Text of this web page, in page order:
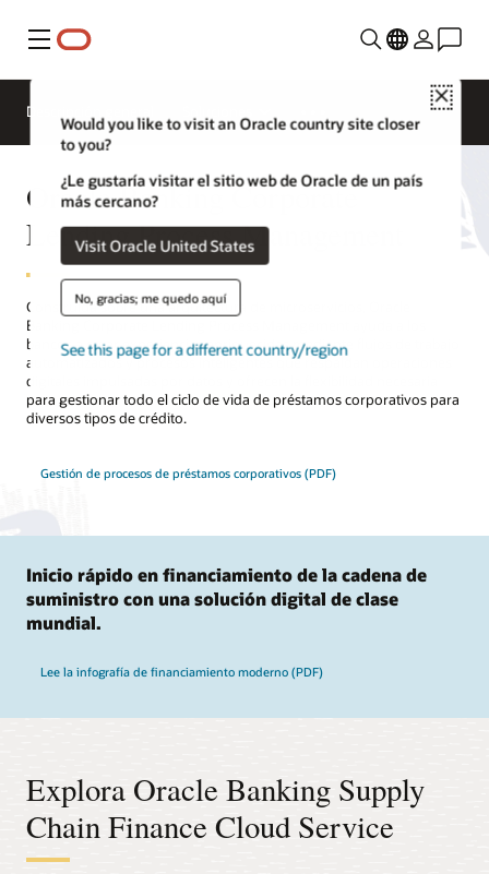
Menú
Close
Would you like to visit an Oracle country site closer
to you?
¿Le gustaría visitar el sitio web de Oracle de un país
más cercano?
Visit Oracle United States
No, gracias; me quedo aquí
See this page for a different country/region
Descripción general
Oracle Banking Corporate
Lending Process Management
Construida sobre una arquitectura de microservicios, Oracle
Banking Corporate Lending Process Management ayuda a los
bancos a crear experiencias enriquecidas mediante flujos de trabajo
automatizados y procesos inteligentes que respaldan operaciones
digitales impulsadas por datos y ofrecen la flexibilidad necesaria
para gestionar todo el ciclo de vida de préstamos corporativos para
diversos tipos de crédito.
Gestión de procesos de préstamos corporativos (PDF)
Inicio rápido en financiamiento de la cadena de
suministro con una solución digital de clase
mundial.
Lee la infografía de financiamiento moderno (PDF)
Explora Oracle Banking Supply
Chain Finance Cloud Service